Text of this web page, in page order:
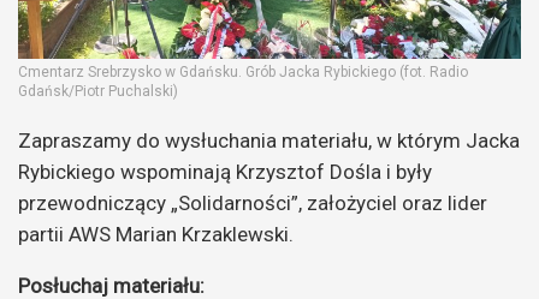
Cmentarz Srebrzysko w Gdańsku. Grób Jacka Rybickiego (fot. Radio
Gdańsk/Piotr Puchalski)
Zapraszamy do wysłuchania materiału, w którym Jacka
Rybickiego wspominają Krzysztof Dośla i były
przewodniczący „Solidarności”, założyciel oraz lider
partii AWS Marian Krzaklewski.
Posłuchaj materiału: